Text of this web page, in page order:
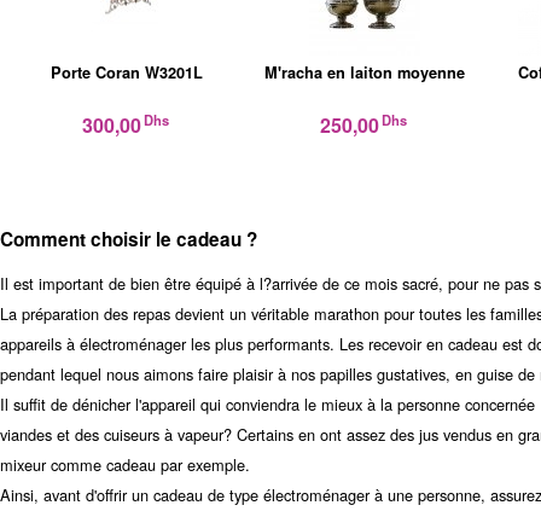
Porte Coran W3201L
300,00Dhs
M'racha en laiton moyenne
250,00Dhs
Comment choisir le cadeau ?
Il est important de bien être équipé à l?arrivée de ce mois sacré, pour ne pas
La préparation des repas devient un véritable marathon pour toutes les
appareils à électroménager les plus performants. Les recevoir en cadeau est
pendant lequel nous aimons faire plaisir à nos papilles gustatives, en guise
Il suffit de dénicher l'appareil qui conviendra le mieux à la personne
viandes et des cuiseurs à vapeur? Certains en ont assez des jus vendus en
mixeur comme cadeau par exemple.
Ainsi, avant d'offrir un cadeau de type électroménager à une personne,